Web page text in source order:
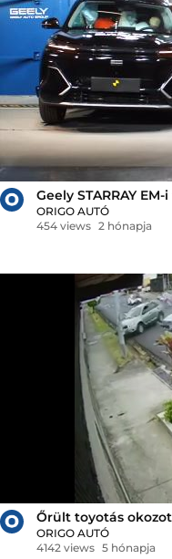
Geely STARRAY
ORIGO AUTÓ
454 views 2 hónapja
Őrült toyotás
ORIGO AUTÓ
4142 views 5 hónapja